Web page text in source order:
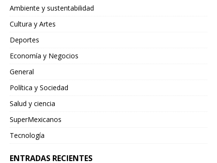
Ambiente y sustentabilidad
Cultura y Artes
Deportes
Economía y Negocios
General
Política y Sociedad
Salud y ciencia
SuperMexicanos
Tecnología
ENTRADAS RECIENTES